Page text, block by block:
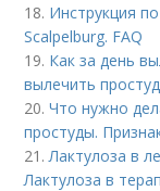
18. Инструкция
Scalpelburg. FAQ
19. Как за день
вылечить
20.Что нужно
простуды.
21. Лактулоза в
Лактулоза в